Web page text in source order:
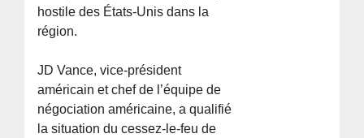
hostile des États-Unis dans la
région.
JD Vance, vice-président
américain et chef de l’équipe de
négociation américaine, a qualifié
la situation du cessez-le-feu de